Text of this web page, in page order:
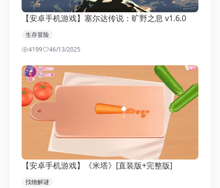
【安卓手机游戏】塞尔达传说：旷野之息 v1.6.0
生存冒险
4199
46/13/2025
【安卓手机游戏】《米塔》[直装版+完整版]
找物解谜